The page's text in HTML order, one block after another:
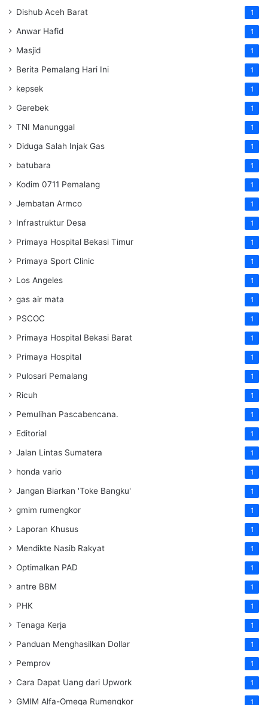
Dishub Aceh Barat 1
Anwar Hafid 1
Masjid 1
Berita Pemalang Hari Ini 1
kepsek 1
Gerebek 1
TNI Manunggal 1
Diduga Salah Injak Gas 1
batubara 1
Kodim 0711 Pemalang 1
Jembatan Armco 1
Infrastruktur Desa 1
Primaya Hospital Bekasi Timur 1
Primaya Sport Clinic 1
Los Angeles 1
gas air mata 1
PSCOC 1
Primaya Hospital Bekasi Barat 1
Primaya Hospital 1
Pulosari Pemalang 1
Ricuh 1
Pemulihan Pascabencana. 1
Editorial 1
Jalan Lintas Sumatera 1
honda vario 1
Jangan Biarkan 'Toke Bangku' 1
gmim rumengkor 1
Laporan Khusus 1
Mendikte Nasib Rakyat 1
Optimalkan PAD 1
antre BBM 1
PHK 1
Tenaga Kerja 1
Panduan Menghasilkan Dollar 1
Pemprov 1
Cara Dapat Uang dari Upwork 1
GMIM Alfa-Omega Rumengkor 1